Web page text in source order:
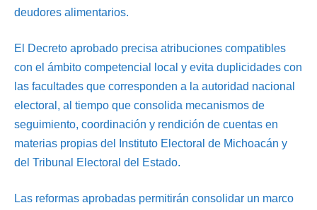
deudores alimentarios.
El Decreto aprobado precisa atribuciones compatibles
con el ámbito competencial local y evita duplicidades con
las facultades que corresponden a la autoridad nacional
electoral, al tiempo que consolida mecanismos de
seguimiento, coordinación y rendición de cuentas en
materias propias del Instituto Electoral de Michoacán y
del Tribunal Electoral del Estado.
Las reformas aprobadas permitirán consolidar un marco